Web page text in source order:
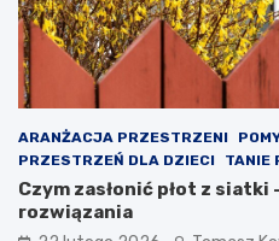
ARANŻACJA PRZESTRZENI
PRZESTRZEŃ DLA DZIECI
TANIE
Czym zasłonić płot z
rozwiązania